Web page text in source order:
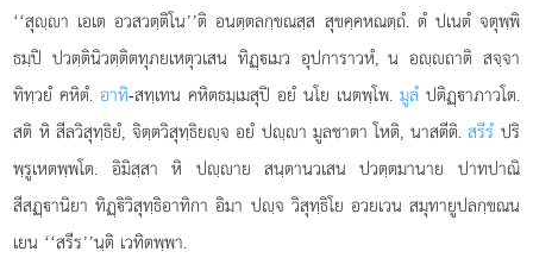
‘‘สุฺา เอเต อวสวตฺติโน’’ติ อนตฺตลกฺขณสฺส สุขคฺคหณตฺถํ. ตํ ปเนตํ จตุพฺพิ
ธมฺปิ ปวตฺตินิวตฺติตทุภยเหตุวเสน ทิฏฺเมว อุปการาวหํ, น อฺถาติ สจฺจา
ทิทฺวยํ คหิตํ.อาทิ-สทฺเทน คหิตธมฺเมสุปิ อยํ นโย เนตพฺโพ. มูลํปติฏฺาภาวโต.
สติ หิ สีลวิสุทฺธิยํ, จิตฺตวิสุทฺธิยฺจ อยํ ปฺา มูลชาตา โหติ, นาสตีติ.สรีรํ ปริ
พฺรูเหตพฺพโต. อิมิสฺสา หิ ปฺาย สนฺตานวเสน ปวตฺตมานาย ปาทปาณิ
สีสฏฺานิยา ทิฏฺิวิสุทฺธิอาทิกา อิมา ปฺจ วิสุทฺธิโย อวยเวน สมุทายูปลกฺขณน
เยน ‘‘สรีร’’นฺติ เวทิตพฺพา.